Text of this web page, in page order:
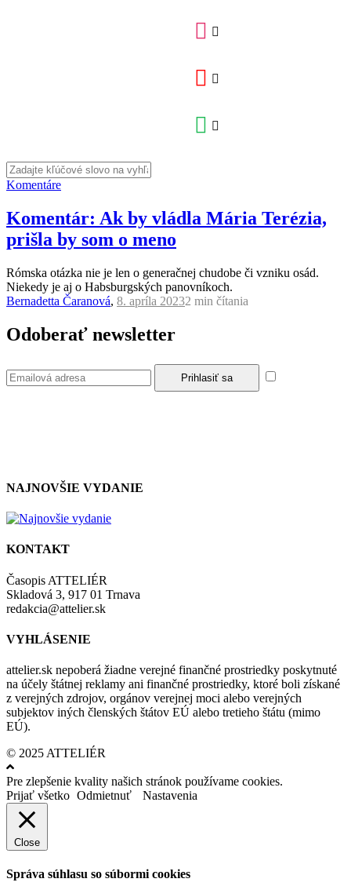
Komentáre
Komentár: Ak by vládla Mária Terézia,
prišla by som o meno
Rómska otázka nie je len o generačnej chudobe či vzniku osád.
Niekedy je aj o Habsburgských panovníkoch.
Bernadetta Čaranová, 8. apríla 20232 min čítania
Odoberať newsletter
NAJNOVŠIE VYDANIE
KONTAKT
Časopis ATTELIÉR
Skladová 3, 917 01 Trnava
redakcia@attelier.sk
VYHLÁSENIE
attelier.sk nepoberá žiadne verejné finančné prostriedky poskytnuté
na účely štátnej reklamy ani finančné prostriedky, ktoré boli získané
z verejných zdrojov, orgánov verejnej moci alebo verejných
subjektov iných členských štátov EÚ alebo tretieho štátu (mimo
EÚ).
© 2025 ATTELIÉR
Pre zlepšenie kvality našich stránok používame cookies.
Prijať všetko Odmietnuť Nastavenia
Close
Správa súhlasu so súbormi cookies